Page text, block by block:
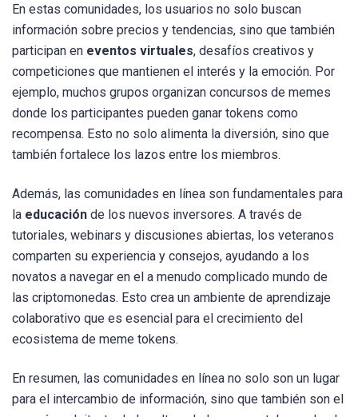
En estas comunidades, los usuarios no solo buscan
información sobre precios y tendencias, sino que también
participan en eventos virtuales, desafíos creativos y
competiciones que mantienen el interés y la emoción. Por
ejemplo, muchos grupos organizan concursos de memes
donde los participantes pueden ganar tokens como
recompensa. Esto no solo alimenta la diversión, sino que
también fortalece los lazos entre los miembros.
Además, las comunidades en línea son fundamentales para
la educación de los nuevos inversores. A través de
tutoriales, webinars y discusiones abiertas, los veteranos
comparten su experiencia y consejos, ayudando a los
novatos a navegar en el a menudo complicado mundo de
las criptomonedas. Esto crea un ambiente de aprendizaje
colaborativo que es esencial para el crecimiento del
ecosistema de meme tokens.
En resumen, las comunidades en línea no solo son un lugar
para el intercambio de información, sino que también son el